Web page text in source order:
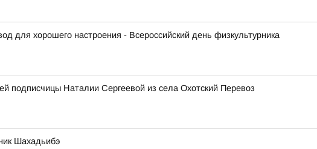
для хорошего настроения - Всероссийский день физкультурника
подписчицы Наталии Сергеевой из села Охотский Перевоз
Шахадьибэ